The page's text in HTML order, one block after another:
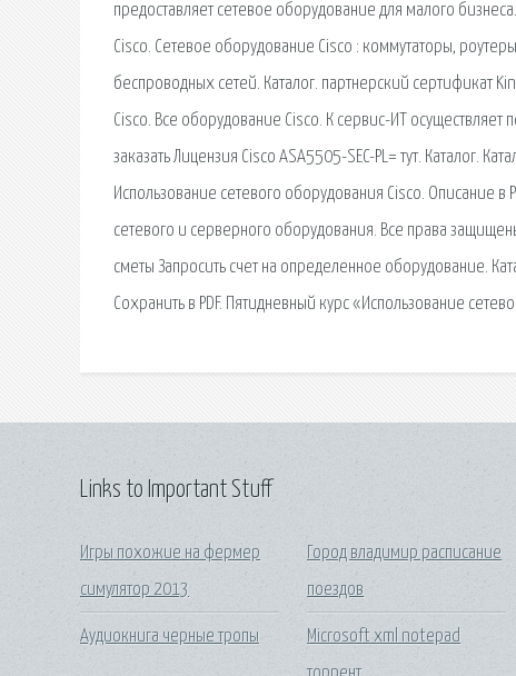
предоставляет сетевое оборудование для малого
Cisco. Сетевое оборудование Cisco : коммутаторы,
беспроводных сетей. Каталог. партнерский сертификат
Cisco. Все оборудование Cisco. К сервис-ИТ
заказать Лицензия Cisco ASA5505-SEC-PL= тут. Каталог.
Использование сетевого оборудования Cisco. Описание
сетевого и серверного оборудования. Все права
сметы Запросить счет на определенное оборудование.
Сохранить в PDF. Пятидневный курс «Использование
Links to Important Stuff
Игры похожие на фермер
симулятор 2013
Аудиокнига черные тропы
Город владимир расписание
поездов
Microsoft xml notepad